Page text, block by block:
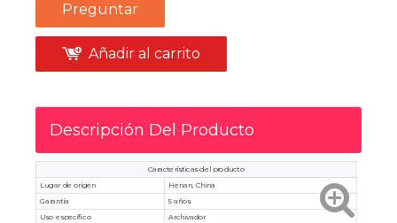
Preguntar
Añadir al carrito
Descripción Del Producto
Características del producto
Lugar de origen
Henan, China
Garantía
5 años
Uso específico
Archivador